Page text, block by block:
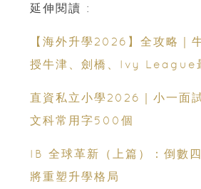
延伸閱讀 :
【海外升學2026】全攻略｜
授牛津、劍橋、Ivy League
直資私立小學2026｜小一面
文科常用字500個
IB 全球革新（上篇）：倒數
將重塑升學格局